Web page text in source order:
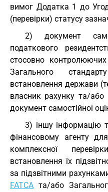
вимог Додатка 1 до
(перевірки) статусу
2) документ
податкового
стосовно
Загального
встановлення держави
власник рахунку та/
документ самостійної
3) іншу інформацію
фінансовому агенту
комплексної
встановлення їх
за підзвітними
FATCA та/або